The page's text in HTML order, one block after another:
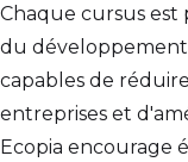
Chaque cursus
du
capables de
entreprises et
Ecopia encourage